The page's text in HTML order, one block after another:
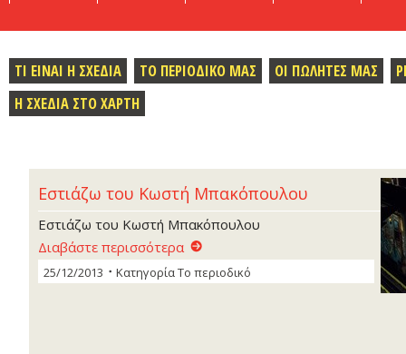
ΤΙ ΕΙΝΑΙ Η ΣΧΕΔΙΑ ΤΟ ΠΕΡΙΟΔΙΚΟ ΜΑΣ ΟΙ ΠΩΛΗΤΕΣ ΜΑΣ
Η ΣΧΕΔΙΑ ΣΤΟ ΧΑΡΤΗ
Εστιάζω του Κωστή Μπακόπουλου
Εστιάζω του Κωστή Μπακόπουλου
Διαβάστε περισσότερα
25/12/2013 ΚατηγορίαΤο περιοδικό